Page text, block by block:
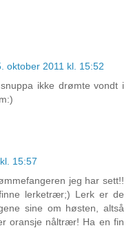
oktober 2011 kl. 15:52
ikke drømte vondt i
15:57
jeg har sett!!
lerketrær;) Lerk er de
sine om høsten, altså
oransje nåltrær! Ha en fin